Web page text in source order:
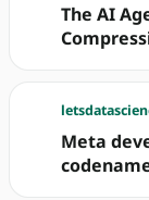
The AI
Meta